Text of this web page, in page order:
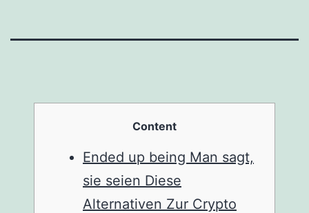
Content
Ended up being Man sagt,
sie seien Diese
Alternativen Zur Crypto